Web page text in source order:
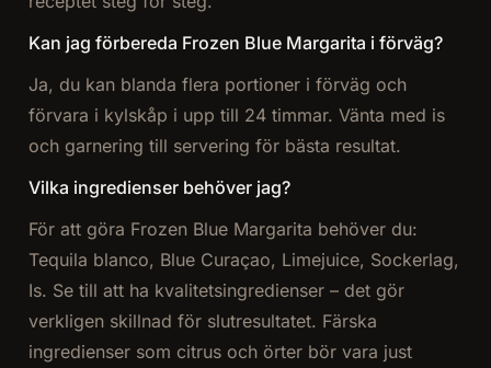
Kan jag förbereda Frozen Blue Margarita i förväg?
Ja, du kan blanda flera portioner i förväg och
förvara i kylskåp i upp till 24 timmar. Vänta med is
och garnering till servering för bästa resultat.
Vilka ingredienser behöver jag?
För att göra Frozen Blue Margarita behöver du:
Tequila blanco, Blue Curaçao, Limejuice, Sockerlag,
Is. Se till att ha kvalitetsingredienser – det gör
verkligen skillnad för slutresultatet. Färska
ingredienser som citrus och örter bör vara just